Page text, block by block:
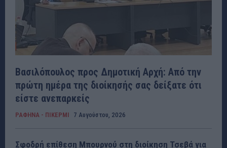
Βασιλόπουλος προς Δημοτική Αρχή: Από την
πρώτη ημέρα της διοίκησής σας δείξατε ότι
είστε ανεπαρκείς
ΡΑΦΗΝΑ - ΠΙΚΕΡΜΙ 7 Αυγούστου, 2026
Σφοδρή επίθεση Μπουρνού στη διοίκηση Τσεβά για